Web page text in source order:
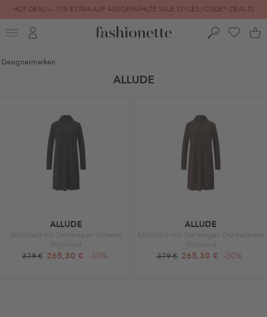
HOT DEALS: -10% EXTRA AUF AUSGEWÄHLTE SALE STYLES | CODE*: DEAL10
FINAL SALE | BIS ZU -80% REDUZIERT
Designermarken
ALLUDE
ALLUDE
Midikleid mit Stehkragen Schwarz
Midikleid
379 € 265,30 € -30%
ALLUDE
Midikleid mit Stehkragen Dunkelbraun
Midikleid
379 € 265,30 € -30%